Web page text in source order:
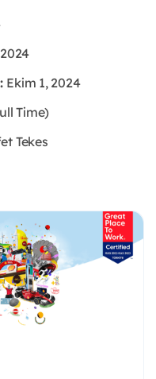
Ekim 1, 2024
Time)
Tekes